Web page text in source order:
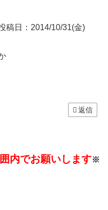
稿日：2014/10/31(金)
返信
内でお願いします※